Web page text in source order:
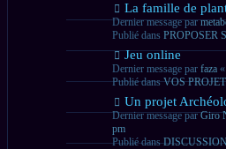
Nouveau
message
La famille de
Dernier message par
Publié dans PROPOSER
Nouveau
message
Jeu online
Dernier message par faza «
Publié dansVOS
Nouveau
message
Un projet
Dernier message parGiro
pm
Publié dans